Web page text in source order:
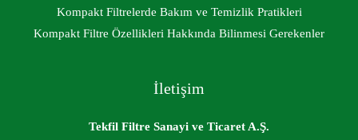
Kompakt Filtrelerde Bakım ve Temizlik Pratikleri
Kompakt Filtre Özellikleri Hakkında Bilinmesi Gerekenler
İletişim
Tekfil Filtre Sanayi ve Ticaret A.Ş.